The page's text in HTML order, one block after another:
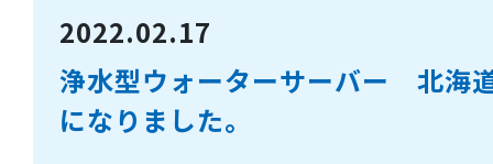
2022.02.17
浄水型ウォーターサーバー 北海
になりました。